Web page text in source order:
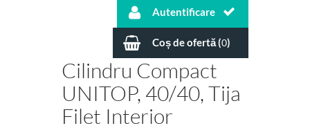
Autentificare
Coș de ofertă (0)
Cilindru Compact
UNITOP, 40/40, Tija
Filet Interior